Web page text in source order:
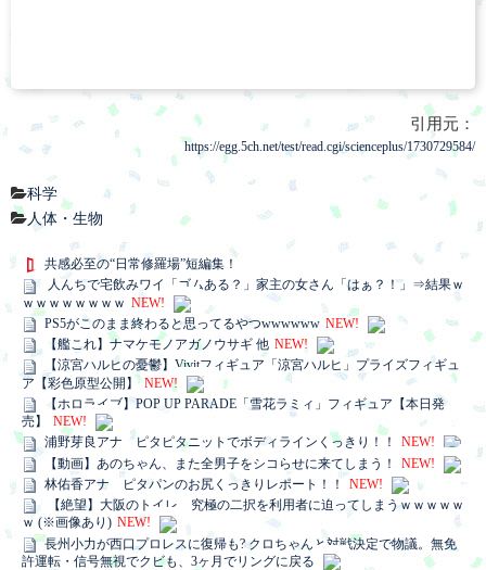
引用元：
https://egg.5ch.net/test/read.cgi/scienceplus/1730729584/
科学
人体・生物
共感必至の“日常修羅場”短編集！
人んちで宅飲みワイ「ゴムある？」家主の女さん「はぁ？！」⇒結果ｗ
ｗｗｗｗｗｗｗｗ NEW!
PS5がこのまま終わると思ってるやつwwwwww NEW!
【艦これ】ナマケモノアガノウサギ 他 NEW!
【涼宮ハルヒの憂鬱】Vivitフィギュア「涼宮ハルヒ」プライズフィギュ
ア【彩色原型公開】 NEW!
【ホロライブ】POP UP PARADE「雪花ラミィ」フィギュア【本日発
売】
NEW!
浦野芽良アナ ピタピタニットでボディラインくっきり！！
NEW!
【動画】あのちゃん、また全男子をシコらせに来てしまう！
NEW!
林佑香アナ ピタパンのお尻くっきりレポート！！
NEW!
【絶望】大阪のトイレ、究極の二択を利用者に迫ってしまうｗｗｗｗｗ
ｗ (※画像あり) NEW!
長州小力が西口プロレスに復帰も? クロちゃんと対戦決定で物議。無免
許運転・信号無視でクビも、3ヶ月でリングに戻る